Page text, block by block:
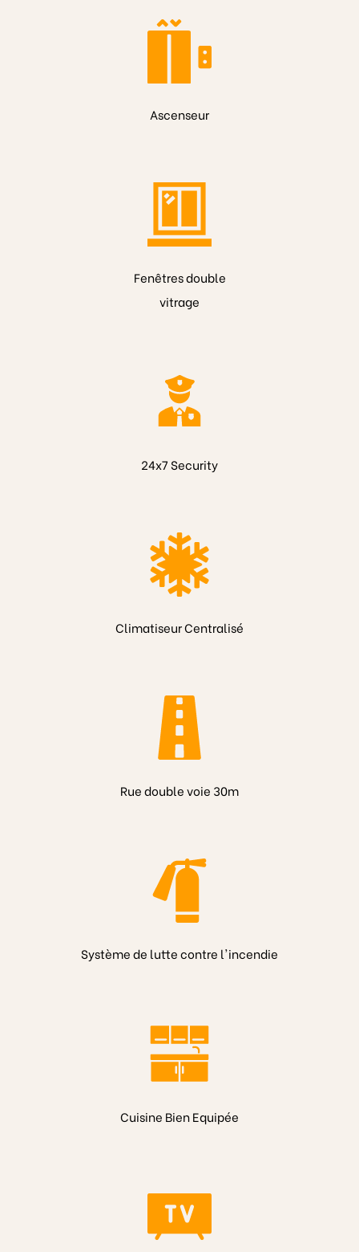
Ascenseur
Fenêtres double
vitrage
24x7 Security
Climatiseur Centralisé
Rue double voie 30m
Système de lutte contre l'incendie
Cuisine Bien Equipée